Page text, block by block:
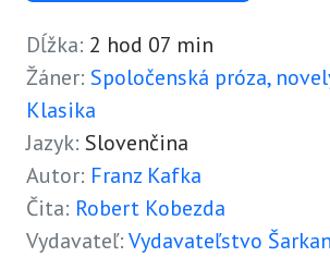
Dĺžka: 2 hod 07 min
Žáner: Spoločenská próza,
Klasika
Jazyk: Slovenčina
Autor: Franz Kafka
Čita: Robert Kobezda
Vydavateľ:Vydavateľstvo Šarkan